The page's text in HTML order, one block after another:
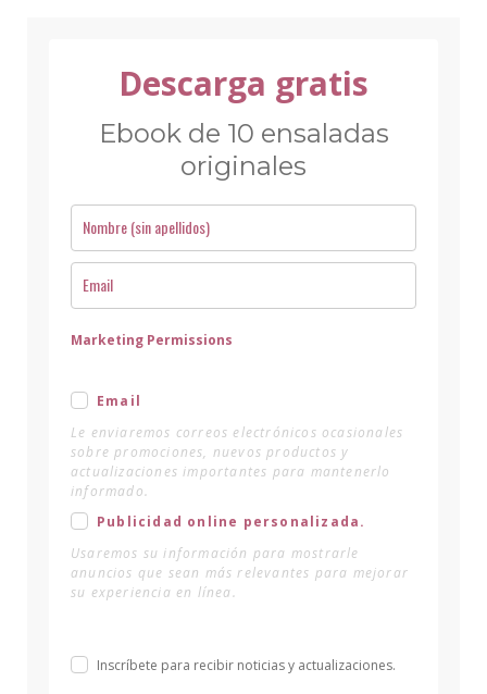
Descarga gratis
Ebook de 10 ensaladas
originales
Marketing Permissions
Email
Le enviaremos correos electrónicos ocasionales
sobre promociones, nuevos productos y
actualizaciones importantes para mantenerlo
informado.
Publicidad online personalizada.
Usaremos su información para mostrarle
anuncios que sean más relevantes para mejorar
su experiencia en línea.
Inscríbete para recibir noticias y actualizaciones.